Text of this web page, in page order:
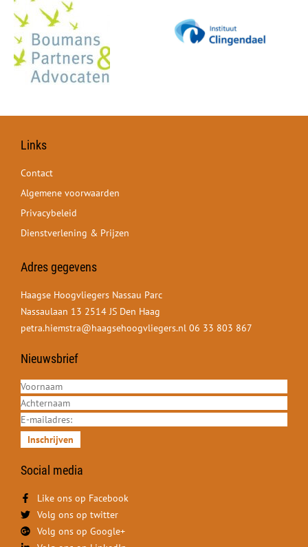
Links
Contact
Algemene voorwaarden
Privacybeleid
Dienstverlening & Prijzen
Adres gegevens
Haagse Hoogvliegers Nassau Parc
Nassaulaan 13 2514 JS Den Haag
petra.hiemstra@haagsehoogvliegers.nl 06 33 803 867
Nieuwsbrief
Inschrijven
Social media
Like ons op Facebook
Volg ons op twitter
Volg ons op Google+